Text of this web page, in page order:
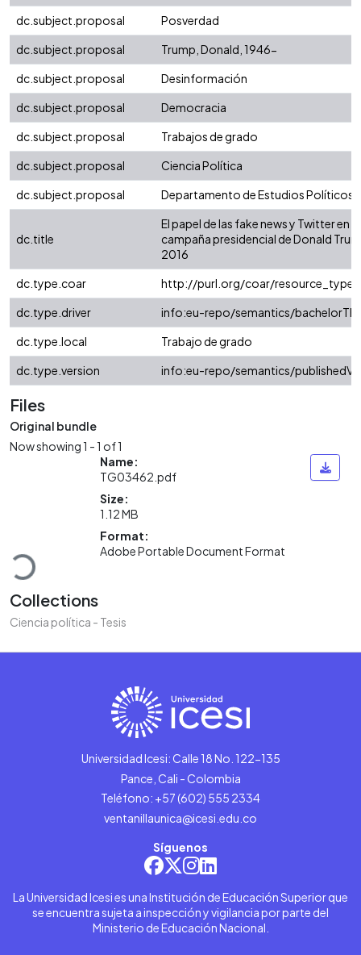
dc.subject.proposal
Posverdad
dc.subject.proposal
Trump, Donald, 1946-
dc.subject.proposal
Desinformación
dc.subject.proposal
Democracia
dc.subject.proposal
Trabajos de grado
dc.subject.proposal
Ciencia Política
dc.subject.proposal
Departamento de Estudios Políticos
dc.title
El papel de las fake news y Twitter en la
campaña presidencial de Donald
2016
dc.type.coar
http://purl.org/coar/resource_type/
dc.type.driver
info:eu-repo/semantics/
dc.type.local
Trabajo de grado
dc.type.version
info:eu-repo/semantics/
Files
Original bundle
Now showing1 - 1 of 1
Loading...
Name:
TG03462.pdf
Size:
1.12 MB
Format:
Adobe Portable Document Format
Collections
Ciencia política - Tesis
Universidad Icesi: Calle 18 No. 122-135
Pance, Cali - Colombia
Teléfono: +57 (602) 555 2334
ventanillaunica@icesi.edu.co
Síguenos
La Universidad Icesi es una Institución de Educación Superior que
se encuentra sujeta a inspección y vigilancia por parte del
Ministerio de Educación Nacional.